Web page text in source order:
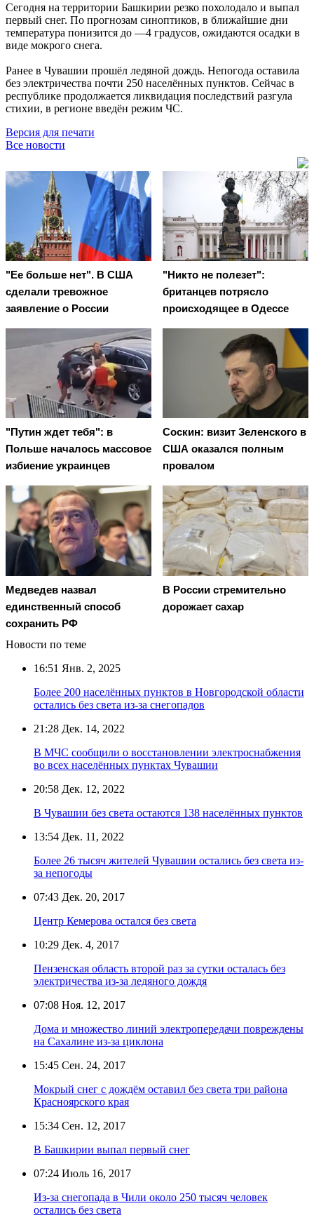
Сегодня на территории Башкирии резко похолодало и выпал
первый снег. По прогнозам синоптиков, в ближайшие дни
температура понизится до —4 градусов, ожидаются осадки в
виде мокрого снега.
Ранее в Чувашии прошёл ледяной дождь. Непогода оставила
без электричества почти 250 населённых пунктов. Сейчас в
республике продолжается ликвидация последствий разгула
стихии, в регионе введён режим ЧС.
Версия для печати
Все новости
"Ее больше нет". В США
сделали тревожное
заявление о России
"Никто не полезет":
британцев потрясло
происходящее в Одессе
"Путин ждет тебя": в
Польше началось массовое
избиение украинцев
Соскин: визит Зеленского в
США оказался полным
провалом
Медведев назвал
единственный способ
сохранить РФ
В России стремительно
дорожает сахар
Новости по теме
16:51 Янв. 2, 2025
Более 200 населённых пунктов в Новгородской области
остались без света из-за снегопадов
21:28 Дек. 14, 2022
В МЧС сообщили о восстановлении электроснабжения
во всех населённых пунктах Чувашии
20:58 Дек. 12, 2022
В Чувашии без света остаются 138 населённых пунктов
13:54 Дек. 11, 2022
Более 26 тысяч жителей Чувашии остались без света из-
за непогоды
07:43 Дек. 20, 2017
Центр Кемерова остался без света
10:29 Дек. 4, 2017
Пензенская область второй раз за сутки осталась без
электричества из-за ледяного дождя
07:08 Ноя. 12, 2017
Дома и множество линий электропередачи повреждены
на Сахалине из-за циклона
15:45 Сен. 24, 2017
Мокрый снег с дождём оставил без света три района
Красноярского края
15:34 Сен. 12, 2017
В Башкирии выпал первый снег
07:24 Июль 16, 2017
Из-за снегопада в Чили около 250 тысяч человек
остались без света